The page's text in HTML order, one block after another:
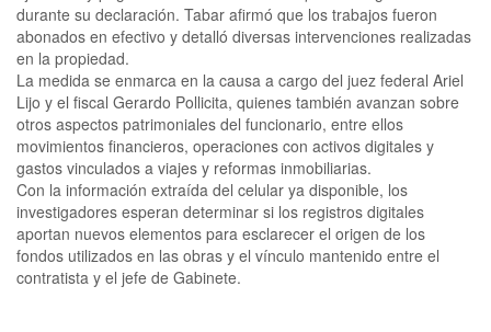
durante su declaración. Tabar afirmó que los trabajos fueron
abonados en efectivo y detalló diversas intervenciones realizadas
en la propiedad.
La medida se enmarca en la causa a cargo del juez federal Ariel
Lijo y el fiscal Gerardo Pollicita, quienes también avanzan sobre
otros aspectos patrimoniales del funcionario, entre ellos
movimientos financieros, operaciones con activos digitales y
gastos vinculados a viajes y reformas inmobiliarias.
Con la información extraída del celular ya disponible, los
investigadores esperan determinar si los registros digitales
aportan nuevos elementos para esclarecer el origen de los
fondos utilizados en las obras y el vínculo mantenido entre el
contratista y el jefe de Gabinete.